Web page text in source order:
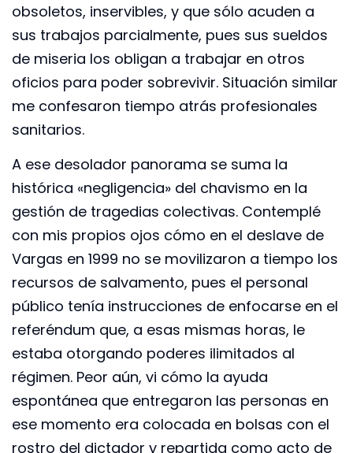
obsoletos, inservibles, y que sólo acuden a
sus trabajos parcialmente, pues sus sueldos
de miseria los obligan a trabajar en otros
oficios para poder sobrevivir. Situación similar
me confesaron tiempo atrás profesionales
sanitarios.
A ese desolador panorama se suma la
histórica «negligencia» del chavismo en la
gestión de tragedias colectivas. Contemplé
con mis propios ojos cómo en el deslave de
Vargas en 1999 no se movilizaron a tiempo los
recursos de salvamento, pues el personal
público tenía instrucciones de enfocarse en el
referéndum que, a esas mismas horas, le
estaba otorgando poderes ilimitados al
régimen. Peor aún, vi cómo la ayuda
espontánea que entregaron las personas en
ese momento era colocada en bolsas con el
rostro del dictador y repartida como acto de